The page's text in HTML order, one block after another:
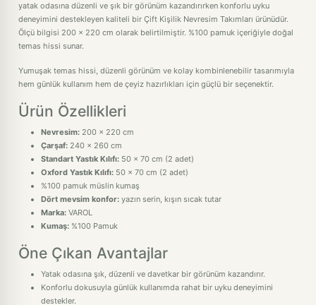
yatak odasına düzenli ve şık bir görünüm kazandırırken konforlu uyku
deneyimini destekleyen kaliteli bir Çift Kişilik Nevresim Takımları ürünüdür.
Ölçü bilgisi 200 x 220 cm olarak belirtilmiştir. %100 pamuk içeriğiyle doğal
temas hissi sunar.
Yumuşak temas hissi, düzenli görünüm ve kolay kombinlenebilir tasarımıyla
hem günlük kullanım hem de çeyiz hazırlıkları için güçlü bir seçenektir.
Ürün Özellikleri
Nevresim: 200 x 220 cm
Çarşaf: 240 x 260 cm
Standart Yastık Kılıfı: 50 x 70 cm (2 adet)
Oxford Yastık Kılıfı: 50 x 70 cm (2 adet)
%100 pamuk müslin kumaş
Dört mevsim konfor: yazın serin, kışın sıcak tutar
Marka: VAROL
Kumaş: %100 Pamuk
Öne Çıkan Avantajlar
Yatak odasına şık, düzenli ve davetkar bir görünüm kazandırır.
Konforlu dokusuyla günlük kullanımda rahat bir uyku deneyimini
destekler.